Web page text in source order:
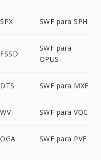
SWF para SPH
SWF para
OPUS
SWF para MXF
SWF para VOC
SWF para PVF